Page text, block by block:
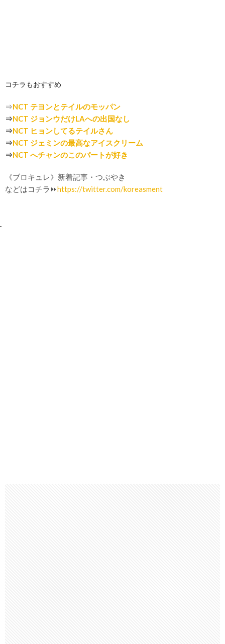
コチラもおすすめ
⇒NCT テヨンとテイルのモッパン
⇒NCT ジョンウだけLAへの出国なし
⇒NCT ヒョンしてるテイルさん
⇒NCT ジェミンの最高なアイスクリーム
⇒NCT へチャンのこのパートが好き
《ブロキュレ》新着記事・つぶやき
などはコチラ⏩https://twitter.com/koreasment